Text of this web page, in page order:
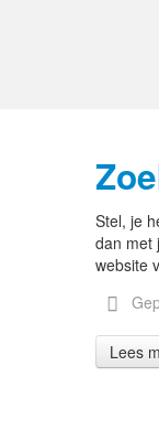
Stel, je
dan met
website
Lees